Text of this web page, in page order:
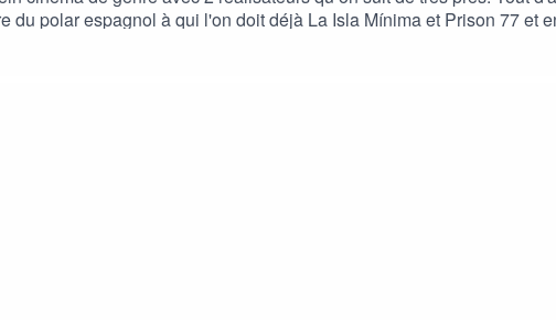
polar espagnol à qui l'on doit déjà La Isla Mínima et Prison 77 et
mois seulement après la sortie de Relay / L’Intermédiaire.